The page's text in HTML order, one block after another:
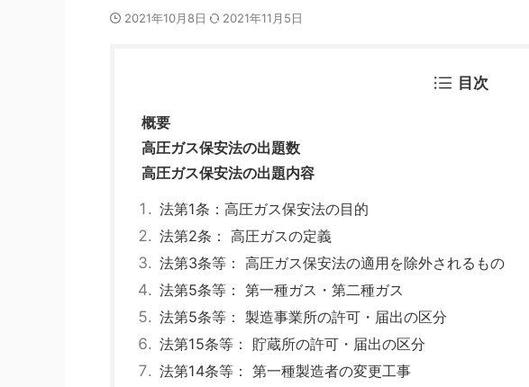
2021年10月8日 2021年11月5日
目次
概要
高圧ガス保安法の出題数
高圧ガス保安法の出題内容
法第1条：高圧ガス保安法の目的
法第2条： 高圧ガスの定義
法第3条等： 高圧ガス保安法の適用を除外されるもの
法第5条等： 第一種ガス・第二種ガス
法第5条等： 製造事業所の許可・届出の区分
法第15条等： 貯蔵所の許可・届出の区分
法第14条等： 第一種製造者の変更工事